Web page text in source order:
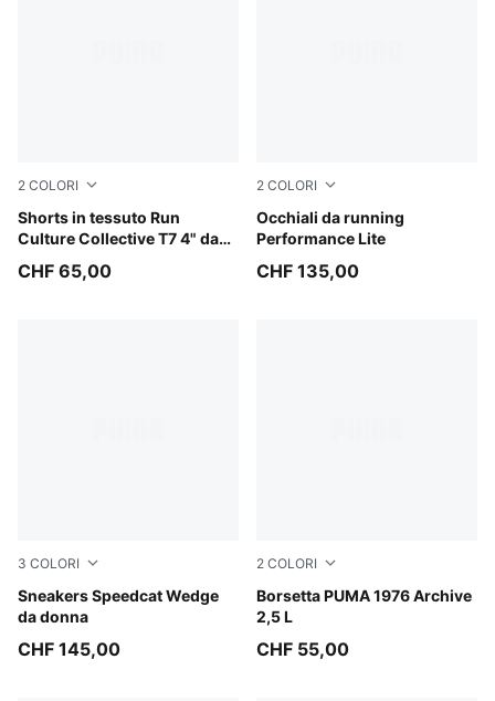
2 COLORI
Shorts in tessuto Run
Culture Collective T7 4" da
Light Lavender
CHF 65,00
2 COLORI
Occhiali da running
Performance Lite
BLACK-BLACK-GREEN
CHF 135,00
3 COLORI
Sneakers Speedcat Wedge
da donna
Totally Taupe-Chocolate
CHF 145,00
2 COLORI
Borsetta PUMA 1976 Archive
2,5 L
Chocolate Fondue-Alpine
CHF 55,00